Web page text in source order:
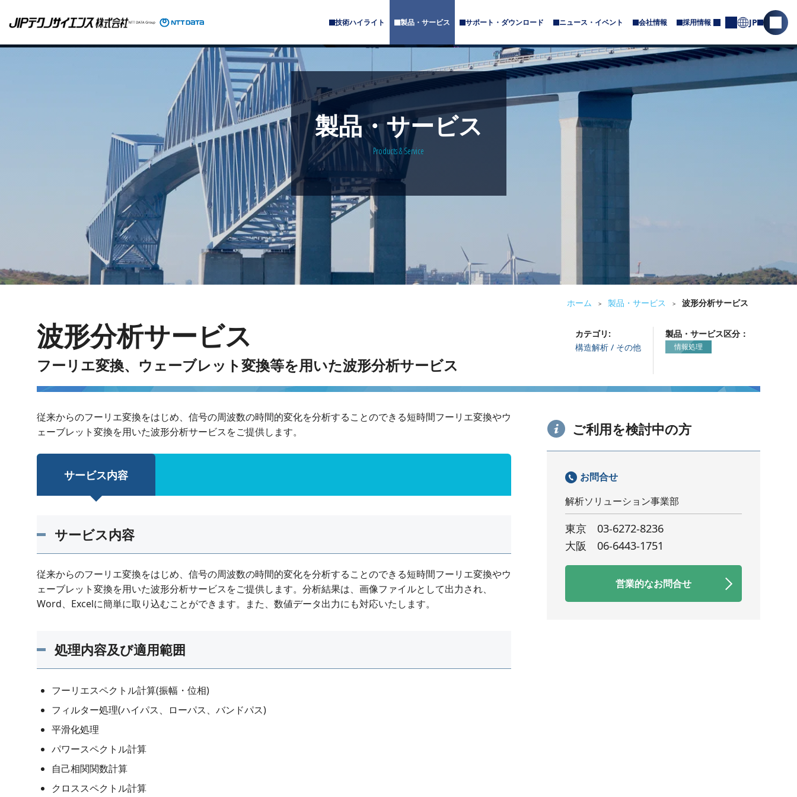
技術ハイライト 製品・サービス
サ
メ
ュ
ー
が
あ
り
ま
サポート・ダウンロード
サ
メ
ニ
ュ
ー
が
あ
り
ニュース・イベント 会社情報
サ
メ
ニ
ュ
ー
が
あ
り
ま
す
採用情報
サ
イ
ト
検
索
を
く
JP
お
問
合
製品・サービス
Products & Service
ホーム > 製品・サービス > 波形分析サービス
波形分析サービス
フーリエ変換、ウェーブレット変換等を用いた波形分析サービス
カテゴリ:
構造解析 / その他
製品・サービス区分：
情報処理
従来からのフーリエ変換をはじめ、信号の周波数の時間的変化を分析することのできる短時間フーリエ変換やウ
ェーブレット変換を用いた波形分析サービスをご提供します。
サービス内容
サービス内容
従来からのフーリエ変換をはじめ、信号の周波数の時間的変化を分析することのできる短時間フーリエ変換やウ
ェーブレット変換を用いた波形分析サービスをご提供します。分析結果は、画像ファイルとして出力され、
Word、Excelに簡単に取り込むことができます。また、数値データ出力にも対応いたします。
処理内容及び適用範囲
フーリエスペクトル計算(振幅・位相)
フィルター処理(ハイパス、ローパス、バンドパス)
平滑化処理
パワースペクトル計算
自己相関関数計算
クロススペクトル計算
ご利用を検討中の方
お問合せ
解析ソリューション事業部
東京 03-6272-8236
大阪 06-6443-1751
営業的なお問合せ